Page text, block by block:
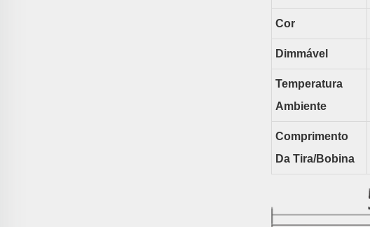
Cor
Dimmável
Temperatura
Ambiente
Comprimento
Da Tira/bobina